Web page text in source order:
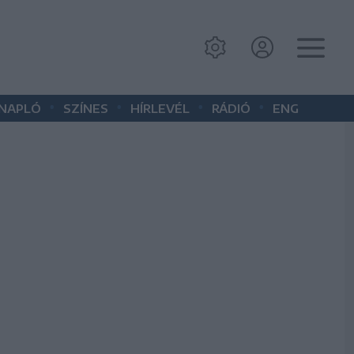
SZÍNES HÍRLEVÉL RÁDIÓ ENG